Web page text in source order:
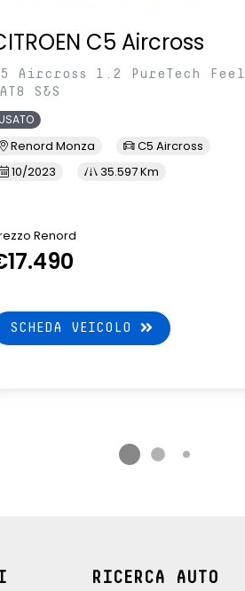
C5 Aircross
Aircross 1.2 PureTech Feel
S&S
Renord Monza
C5 Aircross
10/2023
35.597 Km
Renord
SCHEDA VEICOLO
RICERCA AUTO